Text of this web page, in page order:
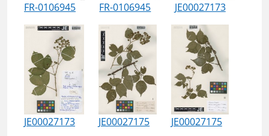
FR-0106945 FR-0106945 JE00027173
JE00027173 JE00027175 JE00027175